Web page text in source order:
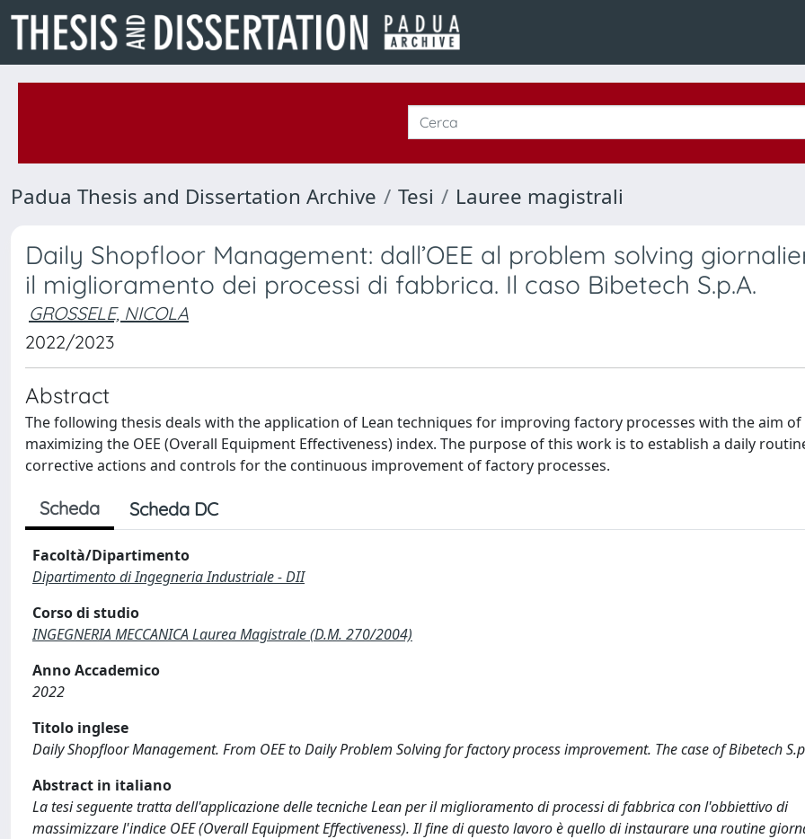
Padua Thesis and Dissertation Archive Tesi Lauree magistrali
Daily Shopfloor Management: dall’OEE al problem solving
il miglioramento dei processi di fabbrica. Il caso Bibetech S.p.A.
GROSSELE, NICOLA
2022/2023
Abstract
The following thesis deals with the application of Lean techniques for improving factory processes with the aim of
maximizing the OEE (Overall Equipment Effectiveness) index. The purpose of this work is to establish a daily
corrective actions and controls for the continuous improvement of factory processes.
Scheda Scheda DC
Facoltà/Dipartimento
Dipartimento di Ingegneria Industriale - DII
Corso di studio
INGEGNERIA MECCANICA Laurea Magistrale (D.M. 270/2004)
Anno Accademico
2022
Titolo inglese
Daily Shopfloor Management. From OEE to Daily Problem Solving for factory process improvement. The case of Bibetech
Abstract in italiano
La tesi seguente tratta dell'applicazione delle tecniche Lean per il miglioramento di processi di fabbrica con l'obbiettivo di
massimizzare l'indice OEE (Overall Equipment Effectiveness). Il fine di questo lavoro è quello di instaurare una routine